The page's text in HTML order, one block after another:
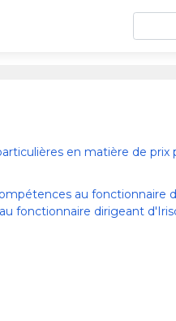
en matière de
au fonctionnaire
fonctionnaire dirigeant